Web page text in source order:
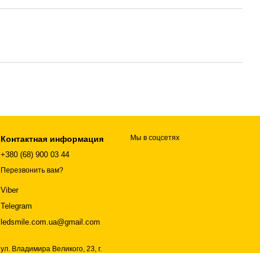
Контактная информация
+380 (68) 900 03 44
Перезвонить вам?
Viber
Telegram
ledsmile.com.ua@gmail.com
ул. Владимира Великого, 23, г.
Мы в соцсетях